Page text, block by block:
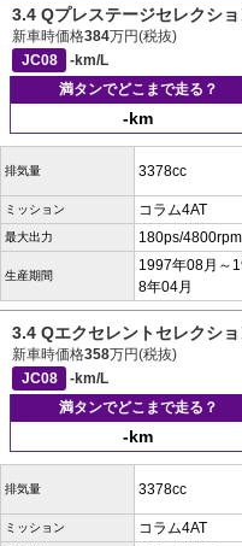
3.4 Qプレステージセレクシ
新車時価格384万円(税抜)
JC08
-km/L
満タンでどこまで走る？
-km
排気量 3378cc
ミッション コラム4AT
最大出力 180ps/4800rpm
生産期間
1997年08月～
8年04月
3.4 Qエクセレントセレクシ
新車時価格358万円(税抜)
JC08
-km/L
満タンでどこまで走る？
-km
排気量 3378cc
ミッション コラム4AT